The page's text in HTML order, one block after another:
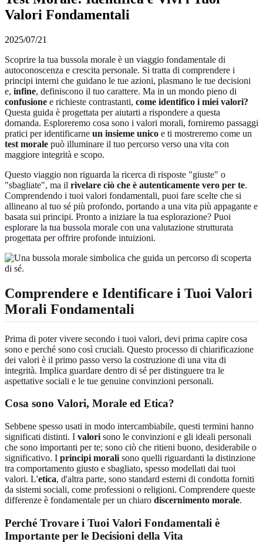
Valori Fondamentali
2025/07/21
Scoprire la tua bussola morale è un viaggio fondamentale di
autoconoscenza e crescita personale. Si tratta di comprendere i
principi interni che guidano le tue azioni, plasmano le tue decisioni
e, infine, definiscono il tuo carattere. Ma in un mondo pieno di
confusione e richieste contrastanti, come identifico i miei valori?
Questa guida è progettata per aiutarti a rispondere a questa
domanda. Esploreremo cosa sono i valori morali, forniremo passaggi
pratici per identificarne un insieme unico e ti mostreremo come un
test morale può illuminare il tuo percorso verso una vita con
maggiore integrità e scopo.
Questo viaggio non riguarda la ricerca di risposte "giuste" o
"sbagliate", ma il rivelare ciò che è autenticamente vero per te.
Comprendendo i tuoi valori fondamentali, puoi fare scelte che si
allineano al tuo sé più profondo, portando a una vita più appagante e
basata sui principi. Pronto a iniziare la tua esplorazione? Puoi
esplorare la tua bussola morale con una valutazione strutturata
progettata per offrire profonde intuizioni.
Comprendere e Identificare i Tuoi Valori
Morali Fondamentali
Prima di poter vivere secondo i tuoi valori, devi prima capire cosa
sono e perché sono così cruciali. Questo processo di chiarificazione
dei valori è il primo passo verso la costruzione di una vita di
integrità. Implica guardare dentro di sé per distinguere tra le
aspettative sociali e le tue genuine convinzioni personali.
Cosa sono Valori, Morale ed Etica?
Sebbene spesso usati in modo intercambiabile, questi termini hanno
significati distinti. I valori sono le convinzioni e gli ideali personali
che sono importanti per te; sono ciò che ritieni buono, desiderabile o
significativo. I principi morali sono quelli riguardanti la distinzione
tra comportamento giusto e sbagliato, spesso modellati dai tuoi
valori. L'etica, d'altra parte, sono standard esterni di condotta forniti
da sistemi sociali, come professioni o religioni. Comprendere queste
differenze è fondamentale per un chiaro discernimento morale.
Perché Trovare i Tuoi Valori Fondamentali è
Importante per le Decisioni della Vita